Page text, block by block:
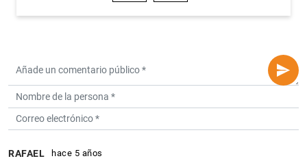
RAFAEL hace 5 años